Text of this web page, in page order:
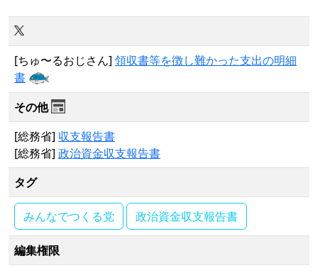
[ちゅ〜るおじさん] 領収書等を徴し難かった支出の明細
書
その他
[総務省] 収支報告書
[総務省] 政治資金収支報告書
タグ
みんなでつくる党 政治資金収支報告書
編集権限